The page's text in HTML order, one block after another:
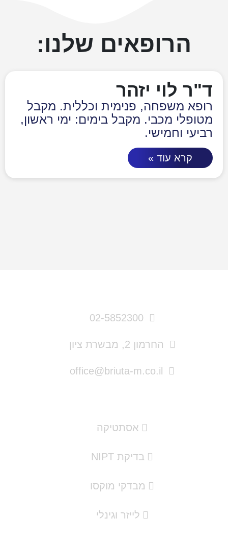
הרופאים שלנו:
ד"ר לוי יזהר
רופא משפחה, פנימית וכללית. מקבל
מטופלי מכבי. מקבל בימים: ימי ראשון,
רביעי וחמישי.
קרא עוד »
אסתטיקה
בדיקת NIPT
מבדקי מוקסו
לייזר וגינלי
02-5852300
החרמון 2, מבשרת ציון
office@briuta-m.co.il